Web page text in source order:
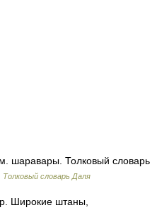
Толковый словарь
Толковый словарь Даля
штаны,